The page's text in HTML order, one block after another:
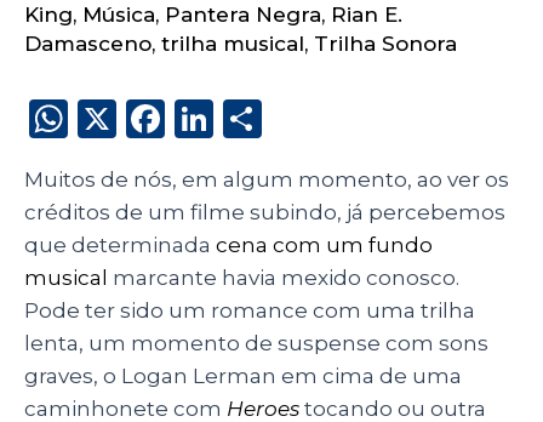
King, Música, Pantera Negra, Rian E.
Damasceno, trilha musical, Trilha Sonora
W
a
ts
A
p
p
X
F
c
e
b
o
o
k
Li
k
e
dI
n
a
re
Muitos de nós, em algum momento, ao ver os
créditos de um filme subindo, já percebemos
que determinada cena com um fundo
musical marcante havia mexido conosco.
Pode ter sido um romance com uma trilha
lenta, um momento de suspense com sons
graves, o Logan Lerman em cima de uma
caminhonete com Heroes tocando ou outra